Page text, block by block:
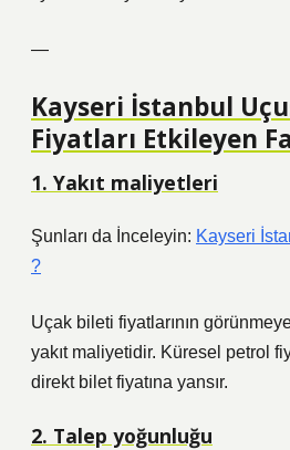
—
Kayseri İstanbul
Fiyatları Etkileyen
1. Yakıt maliyetleri
Şunları da İnceleyin: Kayseri
?
Uçak bileti fiyatlarının
yakıt maliyetidir. Küresel petrol
direkt bilet fiyatına yansır.
2. Talep yoğunluğu